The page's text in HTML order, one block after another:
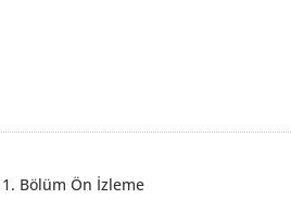
Bölüm Ön İzleme